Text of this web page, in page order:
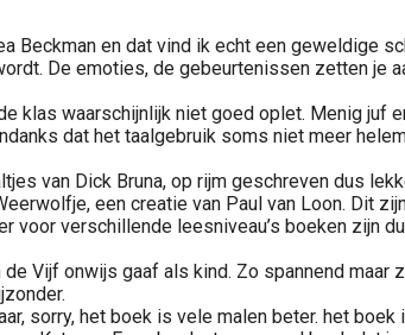
Beckman en dat vind ik echt een geweldige
De emoties, de gebeurtenissen zetten je
klas waarschijnlijk niet goed oplet. Menig
dat het taalgebruik soms niet meer
van Dick Bruna, op rijm geschreven dus
een creatie van Paul van Loon. Dit
verschillende leesniveau’s boeken zijn
Vijf onwijs gaaf als kind. Zo spannend maar
sorry, het boek is vele malen beter. het